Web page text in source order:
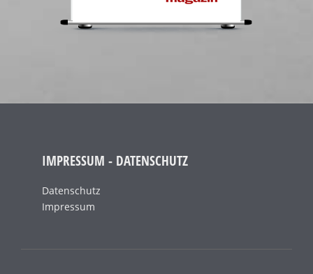
IMPRESSUM - DATENSCHUTZ
Datenschutz
Impressum